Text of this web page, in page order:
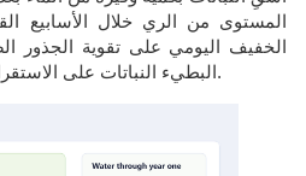
المستوى من الري خلال الأسابيع
الخفيف اليومي على تقوية الجذور
البطيء النباتات على الاستقرار والبحث عن جذور أعمق.